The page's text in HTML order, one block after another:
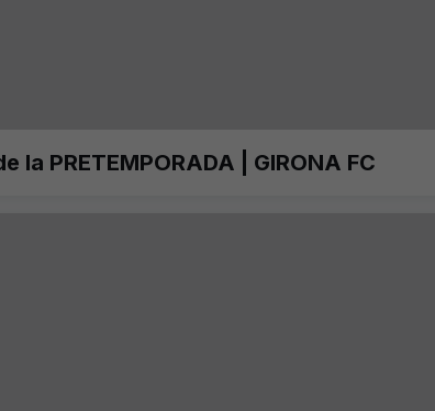
la PRETEMPORADA | GIRONA FC